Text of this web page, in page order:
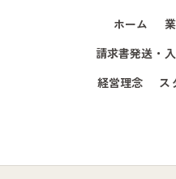
ホーム
請求書発送・
経営理念
ス